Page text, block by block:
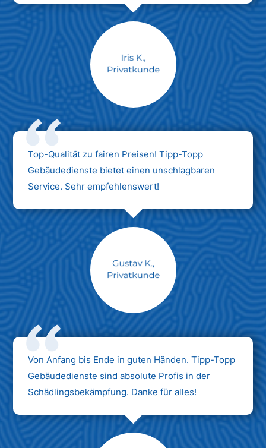
Max Mustermann
Unternehmen AG
Top-Qualität zu fairen Preisen! Tipp-Topp
Gebäudedienste bietet einen unschlagbaren
Service. Sehr empfehlenswert!
Max Mustermann
Unternehmen AG
Von Anfang bis Ende in guten Händen. Tipp-Topp
Gebäudedienste sind absolute Profis in der
Schädlingsbekämpfung. Danke für alles!